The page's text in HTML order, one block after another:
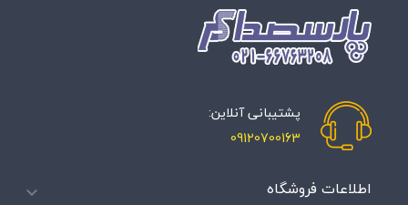
پشتیبانی آنلاین:
09120700163
اطلاعات فروشگاه 